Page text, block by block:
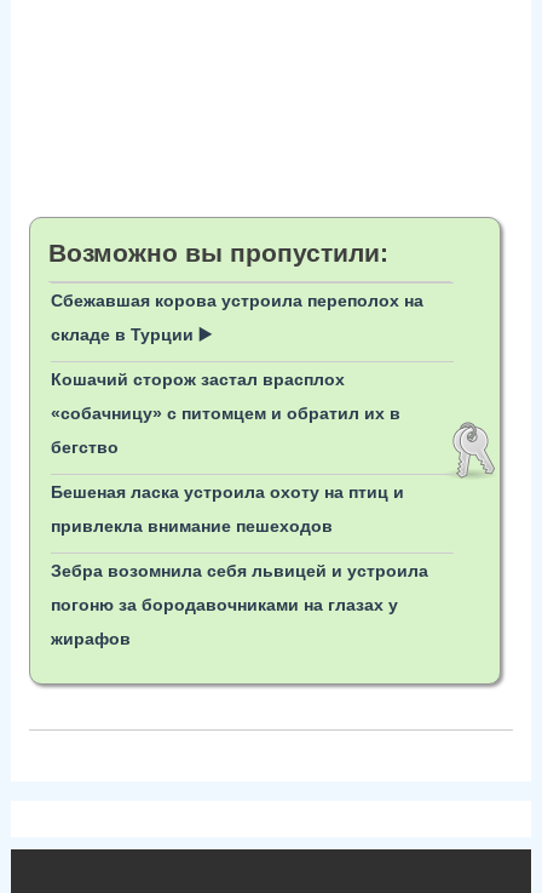
Возможно вы пропустили:
Сбежавшая корова устроила переполох на
складе в Турции ▶️
Кошачий сторож застал врасплох
«собачницу» с питомцем и обратил их в
бегство
Бешеная ласка устроила охоту на птиц и
привлекла внимание пешеходов
Зебра возомнила себя львицей и устроила
погоню за бородавочниками на глазах у
жирафов